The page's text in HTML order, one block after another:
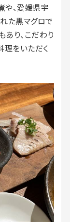
や、愛媛県宇
た黒マグロで
あり、こだわり
理をいただく